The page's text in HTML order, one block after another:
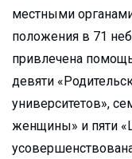
местными
положения в 71
привлечена
девяти
университетов»,
женщины» и пяти